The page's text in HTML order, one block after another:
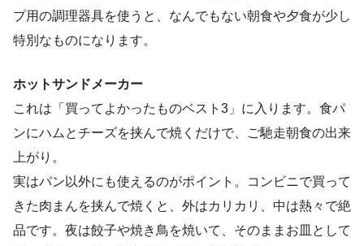
プ用の調理器具を使うと、なんでもない朝食や夕食が少し
特別なものになります。
ホットサンドメーカー
これは「買ってよかったものベスト3」に入ります。食パ
ンにハムとチーズを挟んで焼くだけで、ご馳走朝食の出来
上がり。
実はパン以外にも使えるのがポイント。コンビニで買って
きた肉まんを挟んで焼くと、外はカリカリ、中は熱々で絶
品です。夜は餃子や焼き鳥を焼いて、そのままお皿として